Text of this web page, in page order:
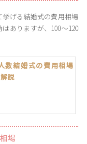
げる結婚式の費用相場
ありますが、100〜120
数結婚式の費用相場
説
場